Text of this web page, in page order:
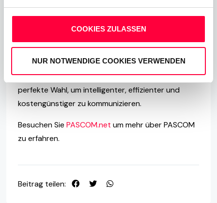
COOKIES ZULASSEN
NUR NOTWENDIGE COOKIES VERWENDEN
Maße anpassbar, um selbst die spezifischsten
Kundenanforderungen genau zu erfüllen. Aus
diesem Grund sindPASCOM Telefonanlagendie
perfekte Wahl, um intelligenter, effizienter und
kostengünstiger zu kommunizieren.
Besuchen Sie PASCOM.net um mehr über PASCOM
zu erfahren.
Beitrag teilen: